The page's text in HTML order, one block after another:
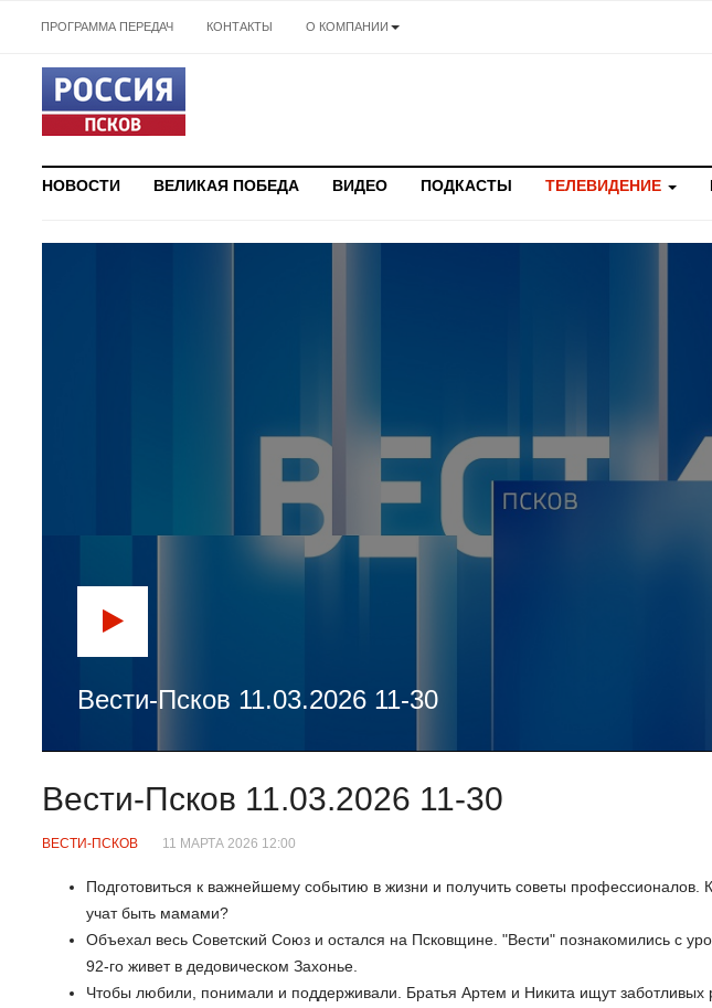
ПРОГРАММА ПЕРЕДАЧ КОНТАКТЫ О КОМПАНИИ
НОВОСТИ ВЕЛИКАЯ ПОБЕДА ВИДЕО ПОДКАСТЫ ТЕЛЕВИДЕНИЕ
Вести-Псков 11.03.2026 11-30
Вести-Псков 11.03.2026 11-30
ВЕСТИ-ПСКОВ 11 МАРТА 2026 12:00
Подготовиться к важнейшему событию в жизни и получить советы профессионалов.
учат быть мамами?
Объехал весь Советский Союз и остался на Псковщине. "Вести" познакомились с
92-го живет в дедовическом Захонье.
Чтобы любили, понимали и поддерживали. Братья Артем и Никита ищут заботливых